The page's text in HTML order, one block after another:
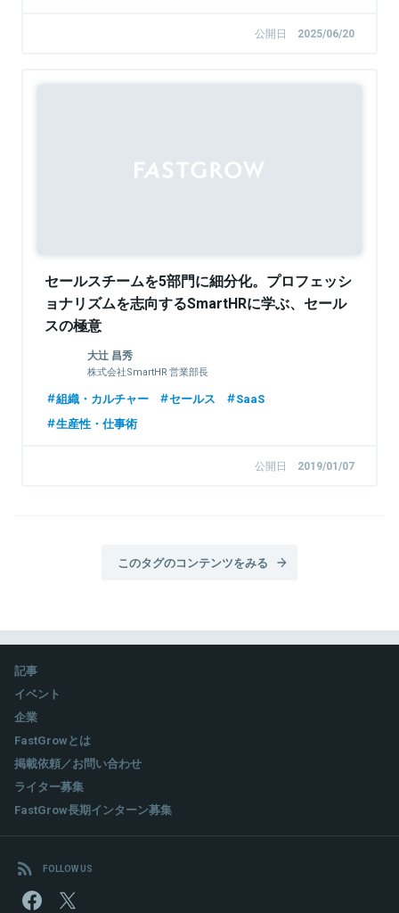
公開日 2025/06/20
セールスチームを5部門に細分化。プロフェッシ
ョナリズムを志向するSmartHRに学ぶ、セール
スの極意
大辻 昌秀
株式会社SmartHR 営業部長
組織・カルチャー セールス
SaaS
生産性・仕事術
公開日 2019/01/07
このタグのコンテンツをみる
記事
イベント
企業
FastGrowとは
掲載依頼／お問い合わせ
ライター募集
FastGrow長期インターン募集
FOLLOW US